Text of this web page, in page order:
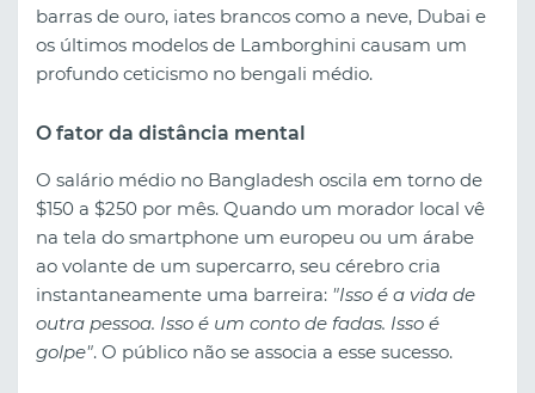
barras de ouro, iates brancos como a neve, Dubai e
os últimos modelos de Lamborghini causam um
profundo ceticismo no bengali médio.
O fator da distância mental
O salário médio no Bangladesh oscila em torno de
$150 a $250 por mês. Quando um morador local vê
na tela do smartphone um europeu ou um árabe
ao volante de um supercarro, seu cérebro cria
instantaneamente uma barreira: "Isso é a vida de
outra pessoa. Isso é um conto de fadas. Isso é
golpe". O público não se associa a esse sucesso.